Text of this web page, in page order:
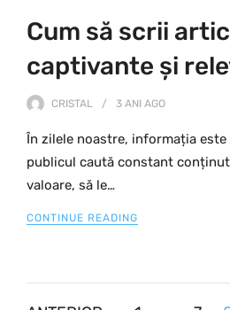
Cum să scrii
captivante și
CRISTAL 3 ANI AGO
În zilele noastre, informația
publicul caută constant conținut
valoare, să le…
CONTINUE READING